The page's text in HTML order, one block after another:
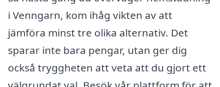
i Venngarn, kom ihåg vikten av att
jämföra minst tre olika alternativ. Det
sparar inte bara pengar, utan ger dig
också tryggheten att veta att du gjort ett